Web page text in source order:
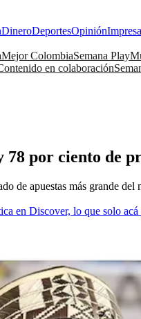
DineroDeportesOpiniónImpresa
Mejor ColombiaSemana Play
en colaboración
78 por ciento de
de apuestas más grande
en Discover, lo que solo acá